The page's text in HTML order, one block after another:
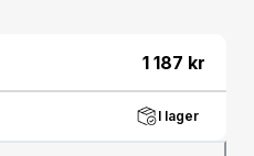
1 187 kr
I lager